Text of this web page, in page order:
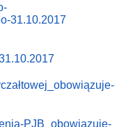
31.10.2017
PJB_obowiązuje-